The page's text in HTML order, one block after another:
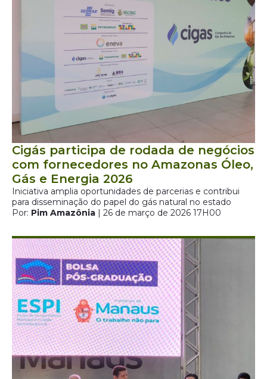
Cigás participa de rodada de negócios
com fornecedores no Amazonas Óleo,
Gás e Energia 2026
Iniciativa amplia oportunidades de parcerias e contribui
para disseminação do papel do gás natural no estado
Por: Pim Amazônia | 26 de março de 2026 17H00